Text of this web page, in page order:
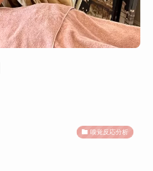
嗅覚反応分析